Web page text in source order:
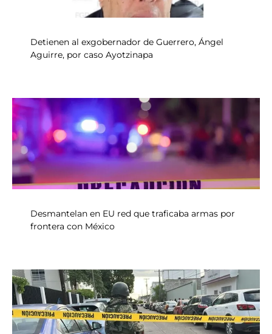
Detienen al exgobernador de Guerrero, Ángel
Aguirre, por caso Ayotzinapa
Desmantelan en EU red que traficaba armas por
frontera con México